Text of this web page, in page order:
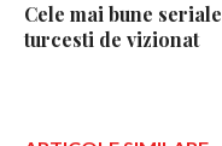
Cele mai bune seriale
turcesti de vizionat